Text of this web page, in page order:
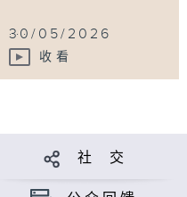
...
30/05/2026
收看
社 交